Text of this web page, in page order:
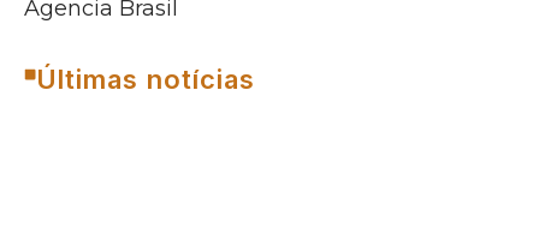
Agencia Brasil
Últimas notícias